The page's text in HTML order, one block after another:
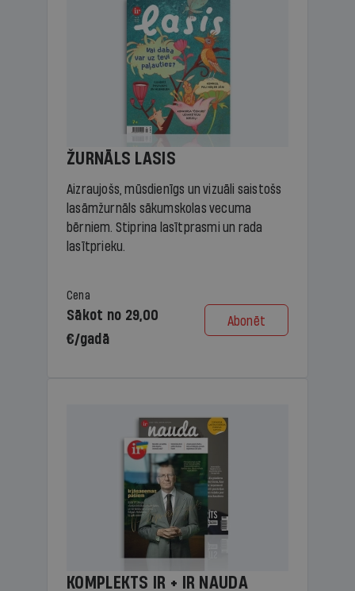
ŽURNĀLS LASIS
Aizraujošs, mūsdienīgs un vizuāli saistošs
lasāmžurnāls sākumskolas vecuma
bērniem. Stiprina lasītprasmi un rada
lasītprieku.
Cena
Sākot no 29,00
€/gadā
Abonēt
KOMPLEKTS IR + IR NAUDA